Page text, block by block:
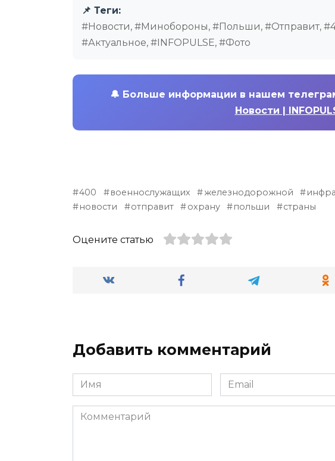
📌 Теги:
#Новости, #Минобороны, #Польши, #Отправит,
#Актуальное, #INFOPULSE, #Фото
🔔 Больше информации в нашем
Новости |
400 военнослужащих железнодорожной
новости
отправит охрану польши страны
Оцените статью
Добавить комментарий
Имя
*
Email
*
Комментарий